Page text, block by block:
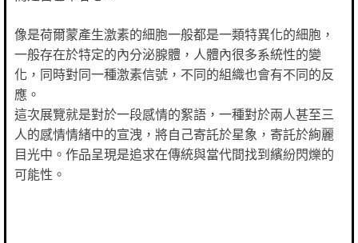
像是荷爾蒙產生激素的細胞一般都是一類特異化的細胞，
一般存在於特定的內分泌腺體，人體內很多系統性的變
化，同時對同一種激素信號，不同的組織也會有不同的反
應。
這次展覽就是對於一段感情的絮語，一種對於兩人甚至三
人的感情情緒中的宣洩，將自己寄託於星象，寄託於絢麗
目光中。作品呈現是追求在傳統與當代間找到繽紛閃爍的
可能性。